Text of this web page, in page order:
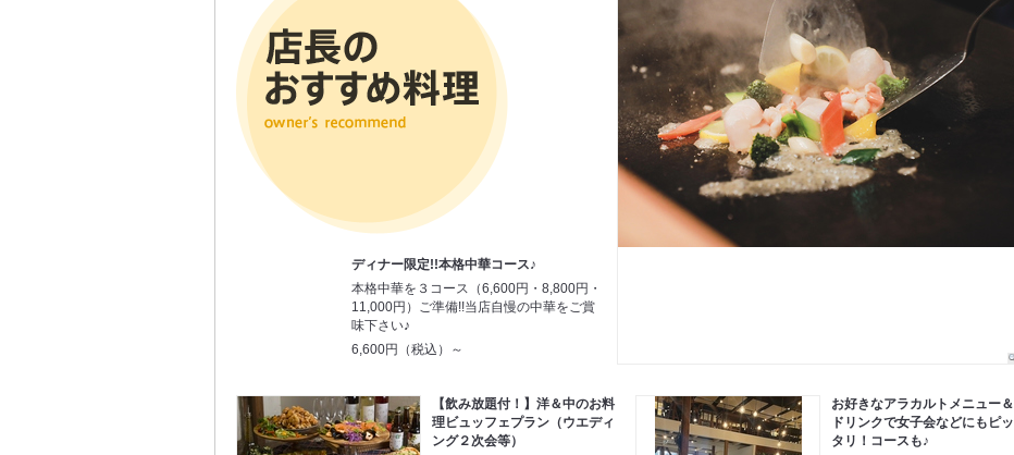
ディナー限定!!本格中華コース♪
本格中華を３コース（6,600円・8,800円・
11,000円）ご準備!!当店自慢の中華をご賞
味下さい♪
6,600円（税込）～
【飲み放題付！】洋＆中のお料
理ビュッフェプラン（ウエディ
ング２次会等）
お好きなアラカルトメニュー＆
ドリンクで女子会などにもピッ
タリ！コースも♪